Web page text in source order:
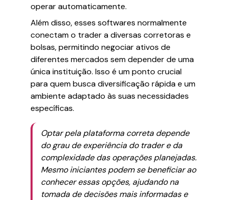
operar automaticamente.
Além disso, esses softwares normalmente
conectam o trader a diversas corretoras e
bolsas, permitindo negociar ativos de
diferentes mercados sem depender de uma
única instituição. Isso é um ponto crucial
para quem busca diversificação rápida e um
ambiente adaptado às suas necessidades
específicas.
Optar pela plataforma correta depende
do grau de experiência do trader e da
complexidade das operações planejadas.
Mesmo iniciantes podem se beneficiar ao
conhecer essas opções, ajudando na
tomada de decisões mais informadas e